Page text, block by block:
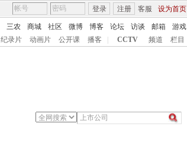
客服 设为首页
登录 注册
三农 商城 社区 微博 博客 论坛 访谈 邮箱
游戏
纪录片 动画片 公开课 播客 CCTV 频道 栏目